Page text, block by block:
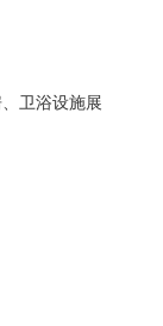
卫浴设施展